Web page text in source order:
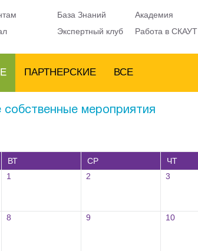
База Знаний Академия
Экспертный клуб Работа в СКАУТ
ПАРТНЕРСКИЕ ВСЕ
собственные мероприятия
ВТ СР ЧТ
1 2 3
8 9 10